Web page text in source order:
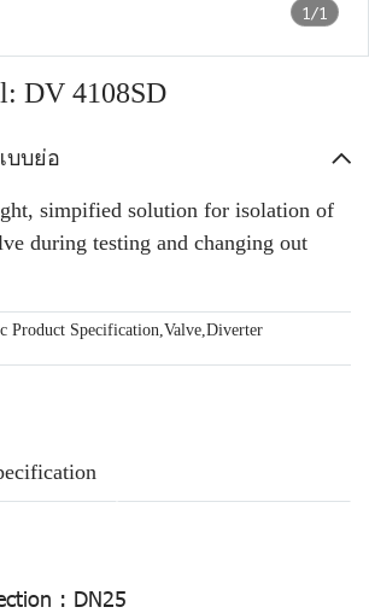
1/1
DV 4108SD
บบย่อ
simpified solution for isolation of
during testing and changing out
Product Specification,Valve,Diverter
: DN25